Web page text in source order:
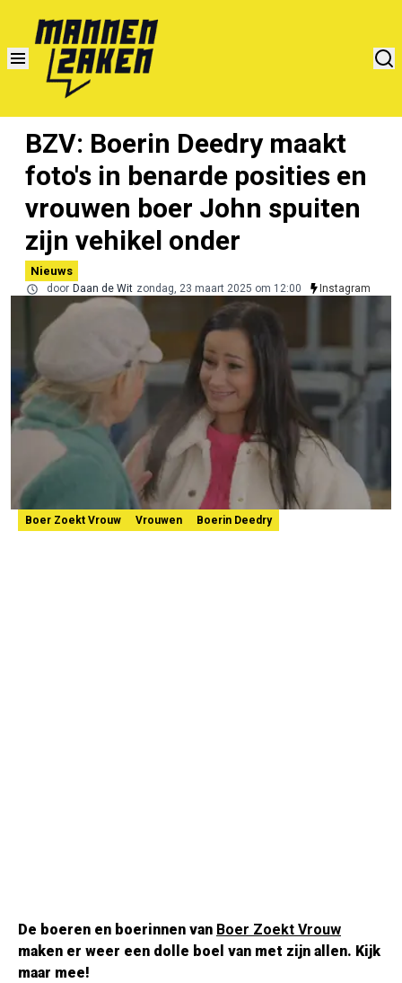
BZV: Boerin Deedry maakt
foto's in benarde posities en
vrouwen boer John spuiten
zijn vehikel onder
Nieuws
door Daan de Wit zondag, 23 maart 2025 om 12:00 Instagram
Boer Zoekt Vrouw Vrouwen Boerin Deedry
De boeren en boerinnen van Boer Zoekt Vrouw
maken er weer een dolle boel van met zijn allen. Kijk
maar mee!